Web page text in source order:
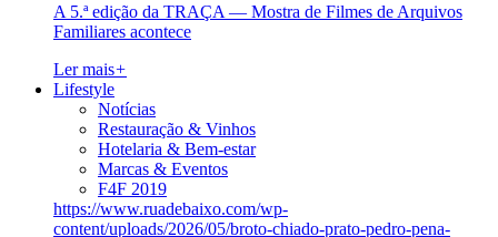
A 5.ª edição da TRAÇA — Mostra de Filmes de Arquivos
Familiares acontece
Ler mais+
Lifestyle
Notícias
Restauração & Vinhos
Hotelaria & Bem-estar
Marcas & Eventos
F4F 2019
https://www.ruadebaixo.com/wp-
content/uploads/2026/05/broto-chiado-prato-pedro-pena-